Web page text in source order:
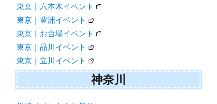
東京｜六本木イベント
東京｜豊洲イベント
東京｜お台場イベント
東京｜品川イベント
東京｜立川イベント
神奈川